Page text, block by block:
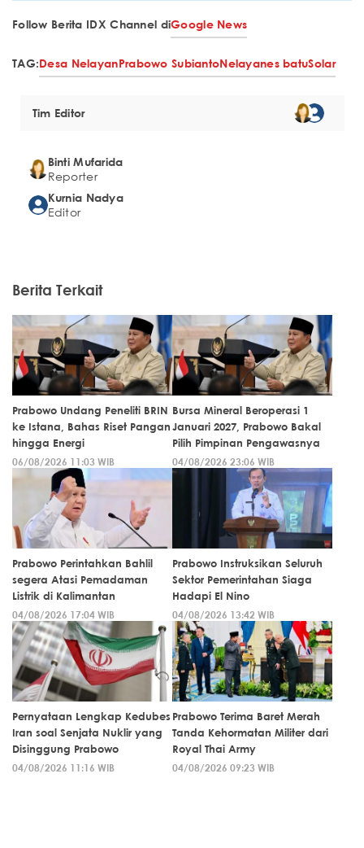
Follow Berita IDX Channel diGoogle News
TAG:Desa NelayanPrabowo SubiantoNelayanes batuSolar
Tim Editor
Binti Mufarida
Reporter
Kurnia Nadya
Editor
Berita Terkait
Prabowo Undang Peneliti BRIN
ke Istana, Bahas Riset Pangan
hingga Energi
06/08/2026 11:03 WIB
Bursa Mineral Beroperasi 1
Januari 2027, Prabowo Bakal
Pilih Pimpinan Pengawasnya
04/08/2026 23:06 WIB
Prabowo Perintahkan Bahlil
segera Atasi Pemadaman
Listrik di Kalimantan
04/08/2026 17:04 WIB
Prabowo Instruksikan Seluruh
Sektor Pemerintahan Siaga
Hadapi El Nino
04/08/2026 13:42 WIB
Pernyataan Lengkap Kedubes
Iran soal Senjata Nuklir yang
Disinggung Prabowo
04/08/2026 11:16 WIB
Prabowo Terima Baret Merah
Tanda Kehormatan Militer dari
Royal Thai Army
04/08/2026 09:23 WIB